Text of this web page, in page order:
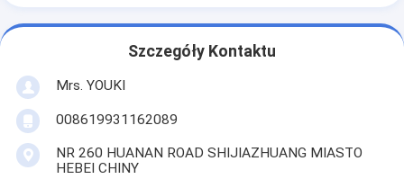
Szczegóły Kontaktu
Mrs. YOUKI
008619931162089
NR 260 HUANAN ROAD SHIJIAZHUANG MIASTO
HEBEI CHINY